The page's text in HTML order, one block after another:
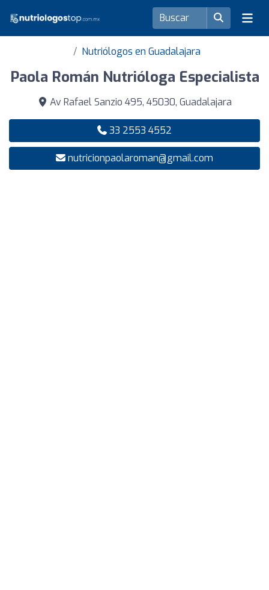
Nutriólogos en Guadalajara
Paola Román Nutrióloga Especialista
Av Rafael Sanzio 495, 45030, Guadalajara
33 2553 4552
nutricionpaolaroman@gmail.com